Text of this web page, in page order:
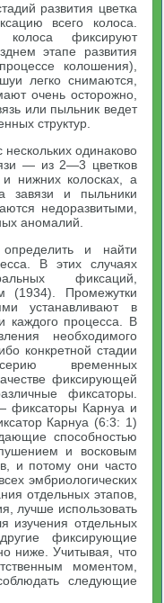
развития цветка
всего колоса.
колоса фиксируют
этапе развития
колошения),
легко снимаются,
очень осторожно,
или пыльник ведет
структур.
одинаково
— из 2—3 цветков
нижних колосках, а
завязи и пыльники
недоразвитыми,
аномалий.
и найти
В этих случаях
фиксаций,
Промежутки
устанавливают в
каждого процесса. В
необходимого
конкретной стадии
временных
фиксирующей
фиксаторы.
фиксаторы Карнуа и
Карнуа (6:3: 1)
способностью
и восковым
и потому они часто
эмбриологических
отдельных этапов,
лучше использовать
отдельных
фиксирующие
ниже. Учитывая, что
моментом,
следующие